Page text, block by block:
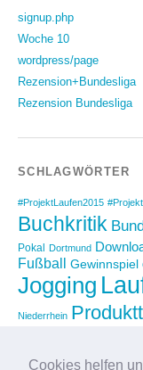
Cookies helfen
signup.php
Woche 10
wordpress/page
Rezension+Bundesliga
Rezension Bundesliga
SCHLAGWÖRTER
#ProjektLaufen2015
Buchkritik
Pokal Dortmund
Fußball Gewinnspiel
Jogging
Niederrhein